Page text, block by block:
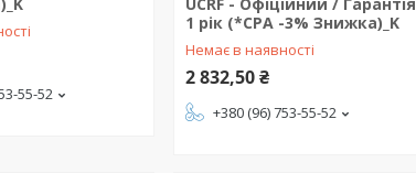
55-52
1 рік (*CPA -3% Знижка)_K
Немає в наявності
2 832,50 ₴
+380 (96) 753-55-52